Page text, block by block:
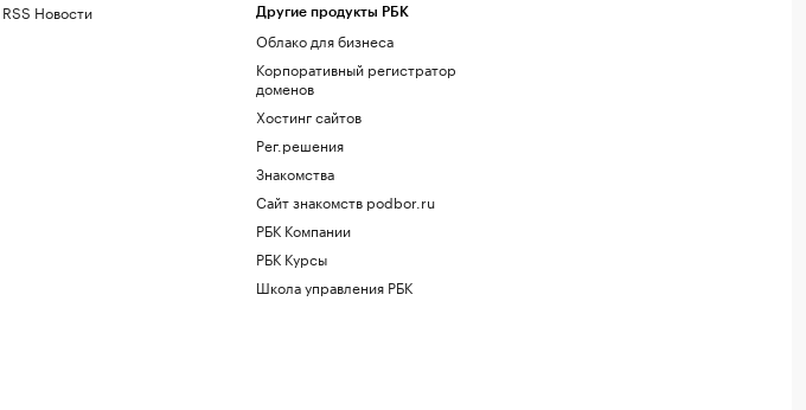
RSS Новости Другие продукты РБК
Облако для бизнеса
Корпоративный регистратор
доменов
Хостинг сайтов
Рег.решения
Знакомства
Сайт знакомств podbor.ru
РБК Компании
РБК Курсы
Школа управления РБК